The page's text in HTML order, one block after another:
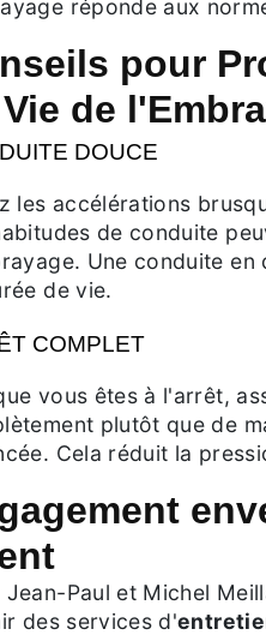
réponde aux
pour
de
DOUCE
les accélérations
de conduite
Une conduite
de vie.
COMPLET
vous êtes à l'arrêt,
plutôt que de
Cela réduit la
Jean-Paul et Michel
des services d'